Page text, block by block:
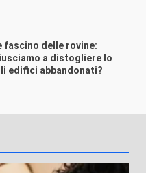
a distogliere lo
alle
fascino delle rovine:
a distogliere lo
edifici abbandonati?